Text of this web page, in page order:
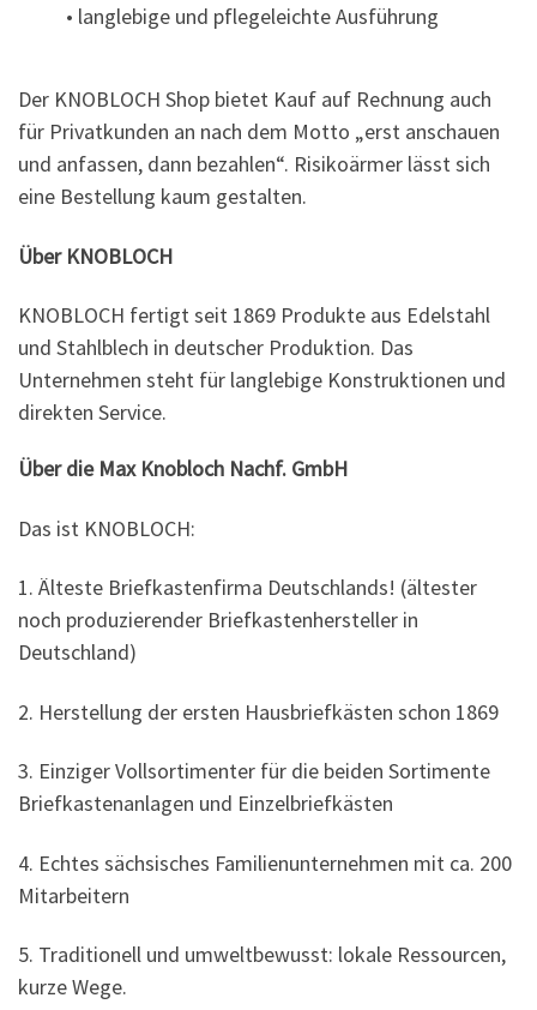
• langlebige und pflegeleichte Ausführung
Der KNOBLOCH Shop bietet Kauf auf Rechnung auch
für Privatkunden an nach dem Motto „erst anschauen
und anfassen, dann bezahlen“. Risikoärmer lässt sich
eine Bestellung kaum gestalten.
Über KNOBLOCH
KNOBLOCH fertigt seit 1869 Produkte aus Edelstahl
und Stahlblech in deutscher Produktion. Das
Unternehmen steht für langlebige Konstruktionen und
direkten Service.
Über die Max Knobloch Nachf. GmbH
Das ist KNOBLOCH:
1. Älteste Briefkastenfirma Deutschlands! (ältester
noch produzierender Briefkastenhersteller in
Deutschland)
2. Herstellung der ersten Hausbriefkästen schon 1869
3. Einziger Vollsortimenter für die beiden Sortimente
Briefkastenanlagen und Einzelbriefkästen
4. Echtes sächsisches Familienunternehmen mit ca. 200
Mitarbeitern
5. Traditionell und umweltbewusst: lokale Ressourcen,
kurze Wege.